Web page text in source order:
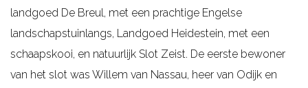
landgoed De Breul, met een prachtige Engelse
landschapstuinlangs, Landgoed Heidestein, met een
schaapskooi, en natuurlijk Slot Zeist. De eerste bewoner
van het slot was Willem van Nassau, heer van Odijk en